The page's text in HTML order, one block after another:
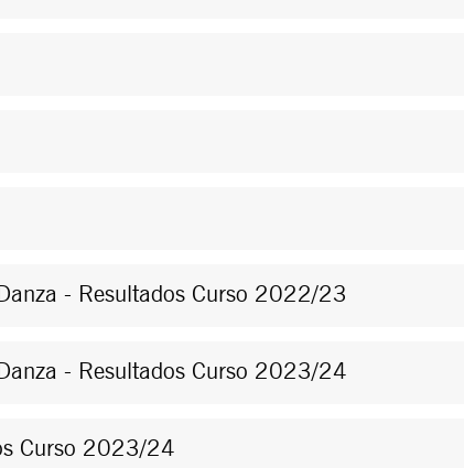
- Resultados Curso 2022/23
- Resultados Curso 2023/24
Curso 2023/24